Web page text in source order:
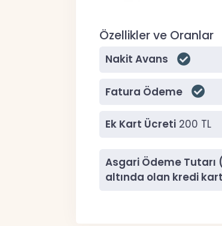
Özellikler ve Oranlar
Nakit Avans
Fatura Ödeme
Ek Kart Ücreti200 TL
Asgari Ödeme Tutarı
altında olan kredi